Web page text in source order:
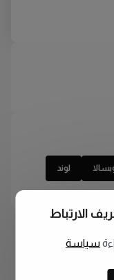
لوند
الارتباط
سياسة